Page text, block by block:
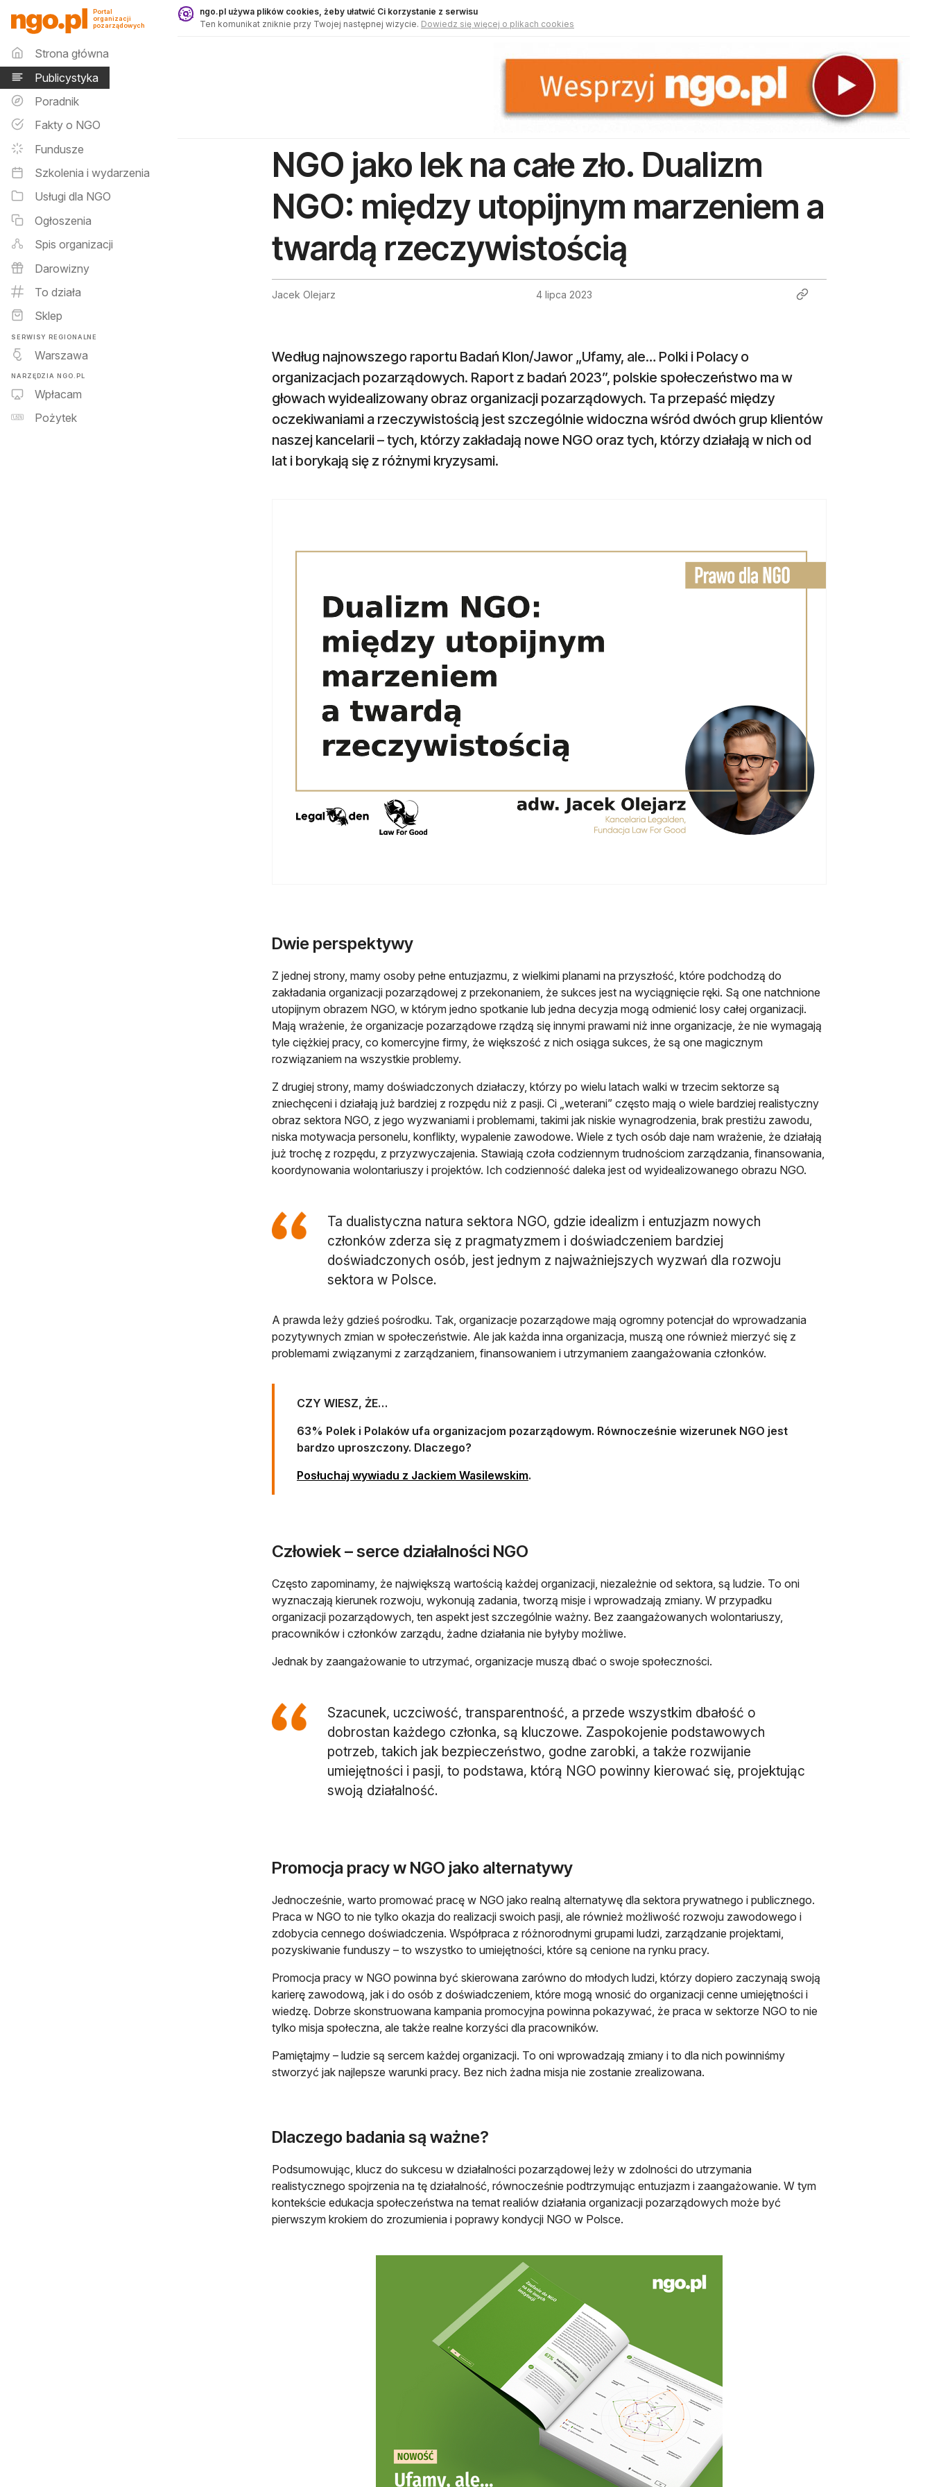
Publicystyka - ngo.pl
Portal
organizacji
pozarządowych
Menu główne
Strona główna
Publicystyka
Poradnik
Fakty o NGO
Fundusze
Szkolenia i wydarzenia
Usługi dla NGO
Ogłoszenia
Spis organizacji
Darowizny
To działa
Sklep
SERWISY REGIONALNE
Warszawa
NARZĘDZIA NGO.PL
Wpłacam
Pożytek
ngo.pl używa plików cookies, żeby ułatwić Ci korzystanie z serwisu
Ten komunikat zniknie przy Twojej następnej wizycie. Dowiedz się więcej o plikach cookies
NGO jako lek na całe zło. Dualizm
NGO: między utopijnym marzeniem a
twardą rzeczywistością
Jacek Olejarz 4 lipca 2023
Według najnowszego raportu Badań Klon/Jawor „Ufamy, ale… Polki i Polacy o
organizacjach pozarządowych. Raport z badań 2023”, polskie społeczeństwo ma w
głowach wyidealizowany obraz organizacji pozarządowych. Ta przepaść między
oczekiwaniami a rzeczywistością jest szczególnie widoczna wśród dwóch grup klientów
naszej kancelarii – tych, którzy zakładają nowe NGO oraz tych, którzy działają w nich od
lat i borykają się z różnymi kryzysami.
Dwie perspektywy
Z jednej strony, mamy osoby pełne entuzjazmu, z wielkimi planami na przyszłość, które podchodzą do
zakładania organizacji pozarządowej z przekonaniem, że sukces jest na wyciągnięcie ręki. Są one natchnione
utopijnym obrazem NGO, w którym jedno spotkanie lub jedna decyzja mogą odmienić losy całej organizacji.
Mają wrażenie, że organizacje pozarządowe rządzą się innymi prawami niż inne organizacje, że nie wymagają
tyle ciężkiej pracy, co komercyjne firmy, że większość z nich osiąga sukces, że są one magicznym
rozwiązaniem na wszystkie problemy.
Z drugiej strony, mamy doświadczonych działaczy, którzy po wielu latach walki w trzecim sektorze są
zniechęceni i działają już bardziej z rozpędu niż z pasji. Ci „weterani” często mają o wiele bardziej realistyczny
obraz sektora NGO, z jego wyzwaniami i problemami, takimi jak niskie wynagrodzenia, brak prestiżu zawodu,
niska motywacja personelu, konflikty, wypalenie zawodowe. Wiele z tych osób daje nam wrażenie, że działają
już trochę z rozpędu, z przyzwyczajenia. Stawiają czoła codziennym trudnościom zarządzania, finansowania,
koordynowania wolontariuszy i projektów. Ich codzienność daleka jest od wyidealizowanego obrazu NGO.
Ta dualistyczna natura sektora NGO, gdzie idealizm i entuzjazm nowych
członków zderza się z pragmatyzmem i doświadczeniem bardziej
doświadczonych osób, jest jednym z najważniejszych wyzwań dla rozwoju
sektora w Polsce.
A prawda leży gdzieś pośrodku. Tak, organizacje pozarządowe mają ogromny potencjał do wprowadzania
pozytywnych zmian w społeczeństwie. Ale jak każda inna organizacja, muszą one również mierzyć się z
problemami związanymi z zarządzaniem, finansowaniem i utrzymaniem zaangażowania członków.
CZY WIESZ, ŻE…
63% Polek i Polaków ufa organizacjom pozarządowym. Równocześnie wizerunek NGO jest
bardzo uproszczony. Dlaczego?
Posłuchaj wywiadu z Jackiem Wasilewskim.
Człowiek – serce działalności NGO
Często zapominamy, że największą wartością każdej organizacji, niezależnie od sektora, są ludzie. To oni
wyznaczają kierunek rozwoju, wykonują zadania, tworzą misje i wprowadzają zmiany. W przypadku
organizacji pozarządowych, ten aspekt jest szczególnie ważny. Bez zaangażowanych wolontariuszy,
pracowników i członków zarządu, żadne działania nie byłyby możliwe.
Jednak by zaangażowanie to utrzymać, organizacje muszą dbać o swoje społeczności.
Szacunek, uczciwość, transparentność, a przede wszystkim dbałość o
dobrostan każdego członka, są kluczowe. Zaspokojenie podstawowych
potrzeb, takich jak bezpieczeństwo, godne zarobki, a także rozwijanie
umiejętności i pasji, to podstawa, którą NGO powinny kierować się, projektując
swoją działalność.
Promocja pracy w NGO jako alternatywy
Jednocześnie, warto promować pracę w NGO jako realną alternatywę dla sektora prywatnego i publicznego.
Praca w NGO to nie tylko okazja do realizacji swoich pasji, ale również możliwość rozwoju zawodowego i
zdobycia cennego doświadczenia. Współpraca z różnorodnymi grupami ludzi, zarządzanie projektami,
pozyskiwanie funduszy – to wszystko to umiejętności, które są cenione na rynku pracy.
Promocja pracy w NGO powinna być skierowana zarówno do młodych ludzi, którzy dopiero zaczynają swoją
karierę zawodową, jak i do osób z doświadczeniem, które mogą wnosić do organizacji cenne umiejętności i
wiedzę. Dobrze skonstruowana kampania promocyjna powinna pokazywać, że praca w sektorze NGO to nie
tylko misja społeczna, ale także realne korzyści dla pracowników.
Pamiętajmy – ludzie są sercem każdej organizacji. To oni wprowadzają zmiany i to dla nich powinniśmy
stworzyć jak najlepsze warunki pracy. Bez nich żadna misja nie zostanie zrealizowana.
Dlaczego badania są ważne?
Podsumowując, klucz do sukcesu w działalności pozarządowej leży w zdolności do utrzymania
realistycznego spojrzenia na tę działalność, równocześnie podtrzymując entuzjazm i zaangażowanie. W tym
kontekście edukacja społeczeństwa na temat realiów działania organizacji pozarządowych może być
pierwszym krokiem do zrozumienia i poprawy kondycji NGO w Polsce.